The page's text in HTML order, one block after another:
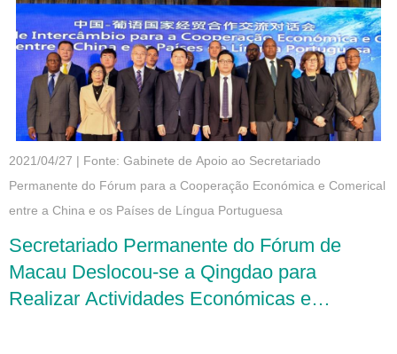
2021/04/27 | Fonte: Gabinete de Apoio ao Secretariado
Permanente do Fórum para a Cooperação Económica e Comerical
entre a China e os Países de Língua Portuguesa
Secretariado Permanente do Fórum de
Macau Deslocou-se a Qingdao para
Realizar Actividades Económicas e